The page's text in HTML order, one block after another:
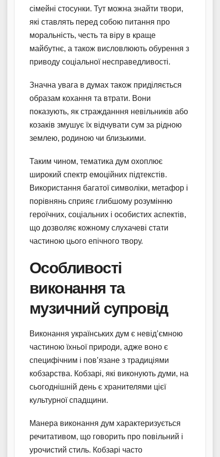
сімейні стосунки. Тут можна знайти твори,
які ставлять перед собою питання про
моральність, честь та віру в краще
майбутнє, а також висловлюють обурення з
приводу соціальної несправедливості.
Значна увага в думах також приділяється
образам кохання та втрати. Вони
показують, як стражданння невільників або
козаків змушує їх відчувати сум за рідною
землею, родиною чи близькими.
Таким чином, тематика дум охоплює
широкий спектр емоційних підтекстів.
Використання багатої символіки, метафор і
порівнянь сприяє глибшому розумінню
героїчних, соціальних і особистих аспектів,
що дозволяє кожному слухачеві стати
частиною цього епічного твору.
Особливості
виконання та
музичний супровід
Виконання українських дум є невід’ємною
частиною їхньої природи, адже воно є
специфічним і пов’язане з традиціями
кобзарства. Кобзарі, які виконують думи, на
сьогоднішній день є хранителями цієї
культурної спадщини.
Манера виконання дум характеризується
речитативом, що говорить про повільний і
урочистий стиль. Кобзарі часто